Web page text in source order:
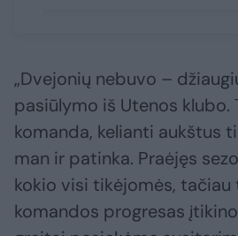
„Dvejonių nebuvo –
pasiūlymo iš Utenos klubo.
komanda, kelianti aukštus
man ir patinka. Praėjęs
kokio visi tikėjomės, tačiau
komandos progresas